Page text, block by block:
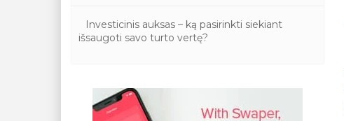
Investicinis auksas – ką pasirinkti siekiant
išsaugoti savo turto vertę?